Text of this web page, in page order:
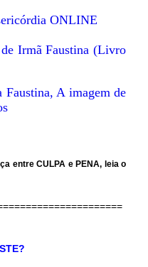
ONLINE
Irmã Faustina (Livro
Faustina, A imagem de
entre CULPA e PENA, leia o